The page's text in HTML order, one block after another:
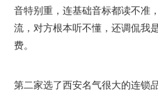
音特别重，连基础音标都读不准
流，对方根本听不懂，还调侃我
费。
第二家选了西安名气很大的连锁